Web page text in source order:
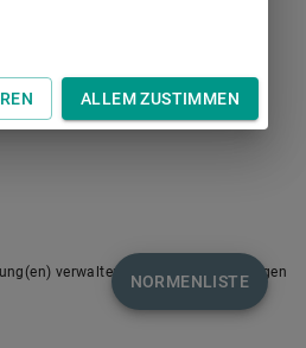
NORMENLISTE
verwalten Nutzungsbedingungen
ALLEM ZUSTIMMEN